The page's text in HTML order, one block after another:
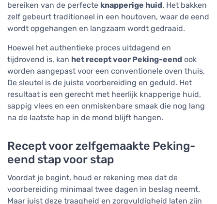
bereiken van de perfecte knapperige huid. Het bakken
zelf gebeurt traditioneel in een houtoven, waar de eend
wordt opgehangen en langzaam wordt gedraaid.
Hoewel het authentieke proces uitdagend en
tijdrovend is, kan het recept voor Peking-eend ook
worden aangepast voor een conventionele oven thuis.
De sleutel is de juiste voorbereiding en geduld. Het
resultaat is een gerecht met heerlijk knapperige huid,
sappig vlees en een onmiskenbare smaak die nog lang
na de laatste hap in de mond blijft hangen.
Recept voor zelfgemaakte Peking-
eend stap voor stap
Voordat je begint, houd er rekening mee dat de
voorbereiding minimaal twee dagen in beslag neemt.
Maar juist deze traagheid en zorgvuldigheid laten zijn